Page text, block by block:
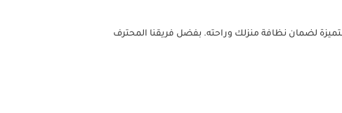
لضمان نظافة منزلك وراحته. بفضل فريقنا المحترف